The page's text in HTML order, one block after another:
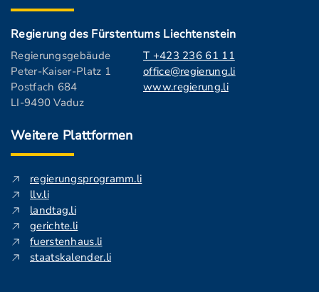
Regierung des Fürstentums Liechtenstein
Regierungsgebäude
Peter-Kaiser-Platz 1
Postfach 684
LI-9490 Vaduz
T +423 236 61 11
office@regierung.li
www.regierung.li
Weitere Plattformen
regierungsprogramm.li
llv.li
landtag.li
gerichte.li
fuerstenhaus.li
staatskalender.li